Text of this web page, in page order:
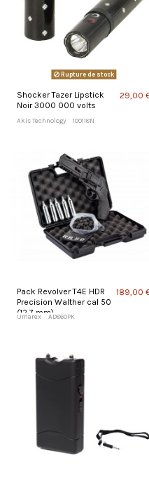
Rupture de stock
Shocker Tazer Lipstick
Noir 3000 000 volts
Akis Technology 100118N
29,00
Pack Revolver T4E HDR
Precision Walther cal 50
(12,7 mm)
Umarex AD860PK
189,00